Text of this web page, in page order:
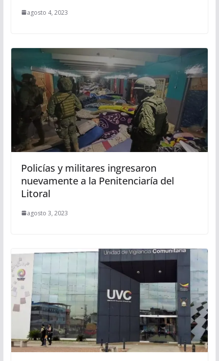
agosto 4, 2023
Policías y militares ingresaron
nuevamente a la Penitenciaría del
Litoral
agosto 3, 2023